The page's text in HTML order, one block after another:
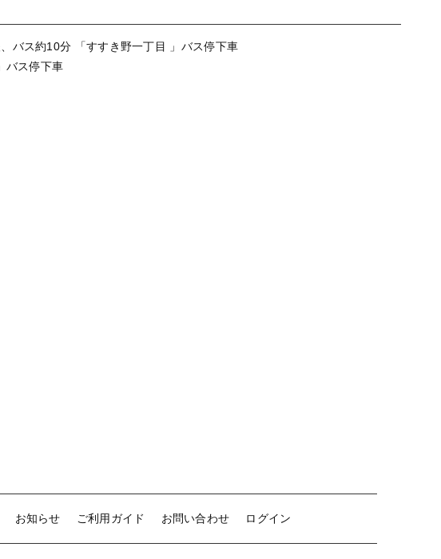
バス約10分 「すすき野一丁目 」バス停下車
バス停下車
お知らせ ご利用ガイド お問い合わせ ログイン